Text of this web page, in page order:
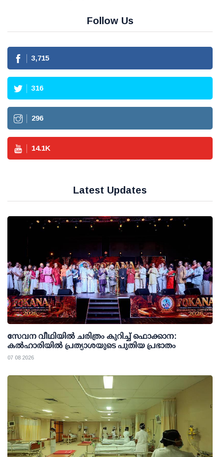
Follow Us
3,715
316
296
14.1K
Latest Updates
സേവന വീഥിയില്‍ ചരിത്രം കുറിച്ച് ഫൊക്കാന:
കല്‍ഹാരിയില്‍ പ്രത്യാശയുടെ പുതിയ പ്രഭാതം
07 08 2026